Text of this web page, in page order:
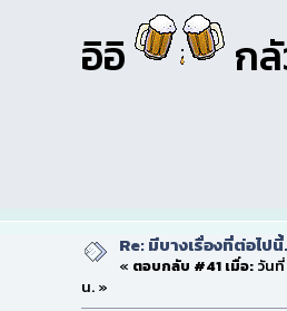
อิอิ ก
Re: มีบางเรื่องที่ต่อไป
« ตอบกลับ #41 เมื่อ:วันที่
น. »